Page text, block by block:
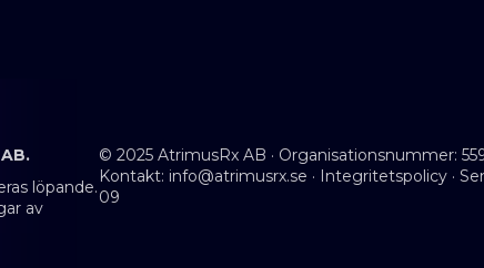
löpande.
av
© 2025 AtrimusRx AB · Organisationsnummer:
Kontakt: info@atrimusrx.se · Integritetspolicy·
09